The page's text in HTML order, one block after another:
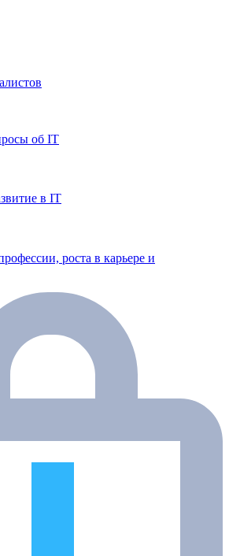
об IT
в IT
роста в карьере и